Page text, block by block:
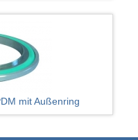
mit Außenring